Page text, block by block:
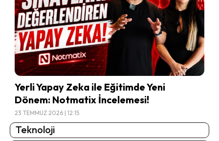
Yerli Yapay Zeka ile Eğitimde Yeni
Dönem: Notmatix İncelemesi!
23 TEMMUZ 2026 | 12:15
Teknoloji